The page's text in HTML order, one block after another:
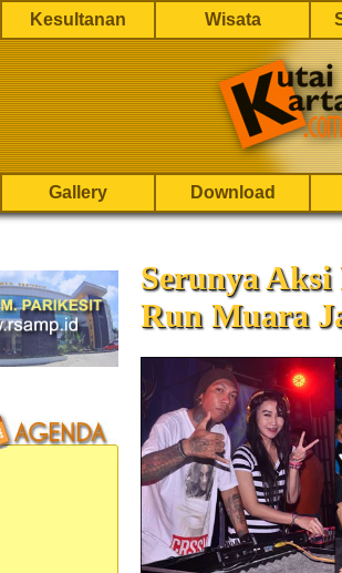
Kesultanan Wisata
Gallery Download
Serunya
Run Muara